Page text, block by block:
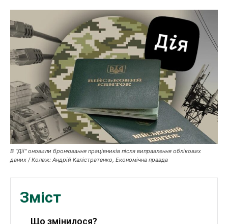
Криптовалюта
Робота і освіта
Публікації
ФОП
Курс валют
Ми в соц. мережах
В "Дії" оновили бронювання працівників після виправлення облікових
даних / Колаж: Андрій Калістратенко, Економічна правда
Зміст
Що змінилося?